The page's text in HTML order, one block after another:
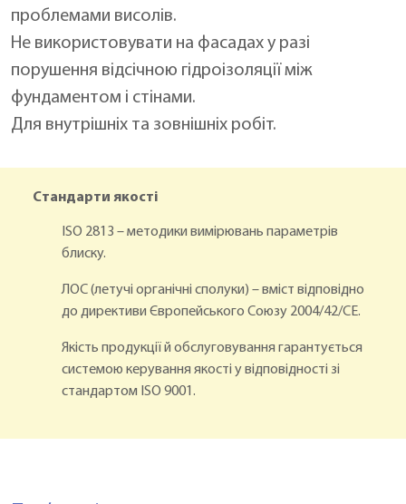
проблемами висолів.
Не використовувати на фасадах у разі
порушення відсічною гідроізоляції між
фундаментом і стінами.
Для внутрішніх та зовнішніх робіт.
Стандарти якості
ISO 2813 – методики вимірювань параметрів
блиску.
ЛОС (летучі органічні сполуки) – вміст відповідно
до директиви Європейського Союзу 2004/42/CE.
Якість продукції й обслуговування гарантується
системою керування якості у відповідності зі
стандартом ISO 9001.